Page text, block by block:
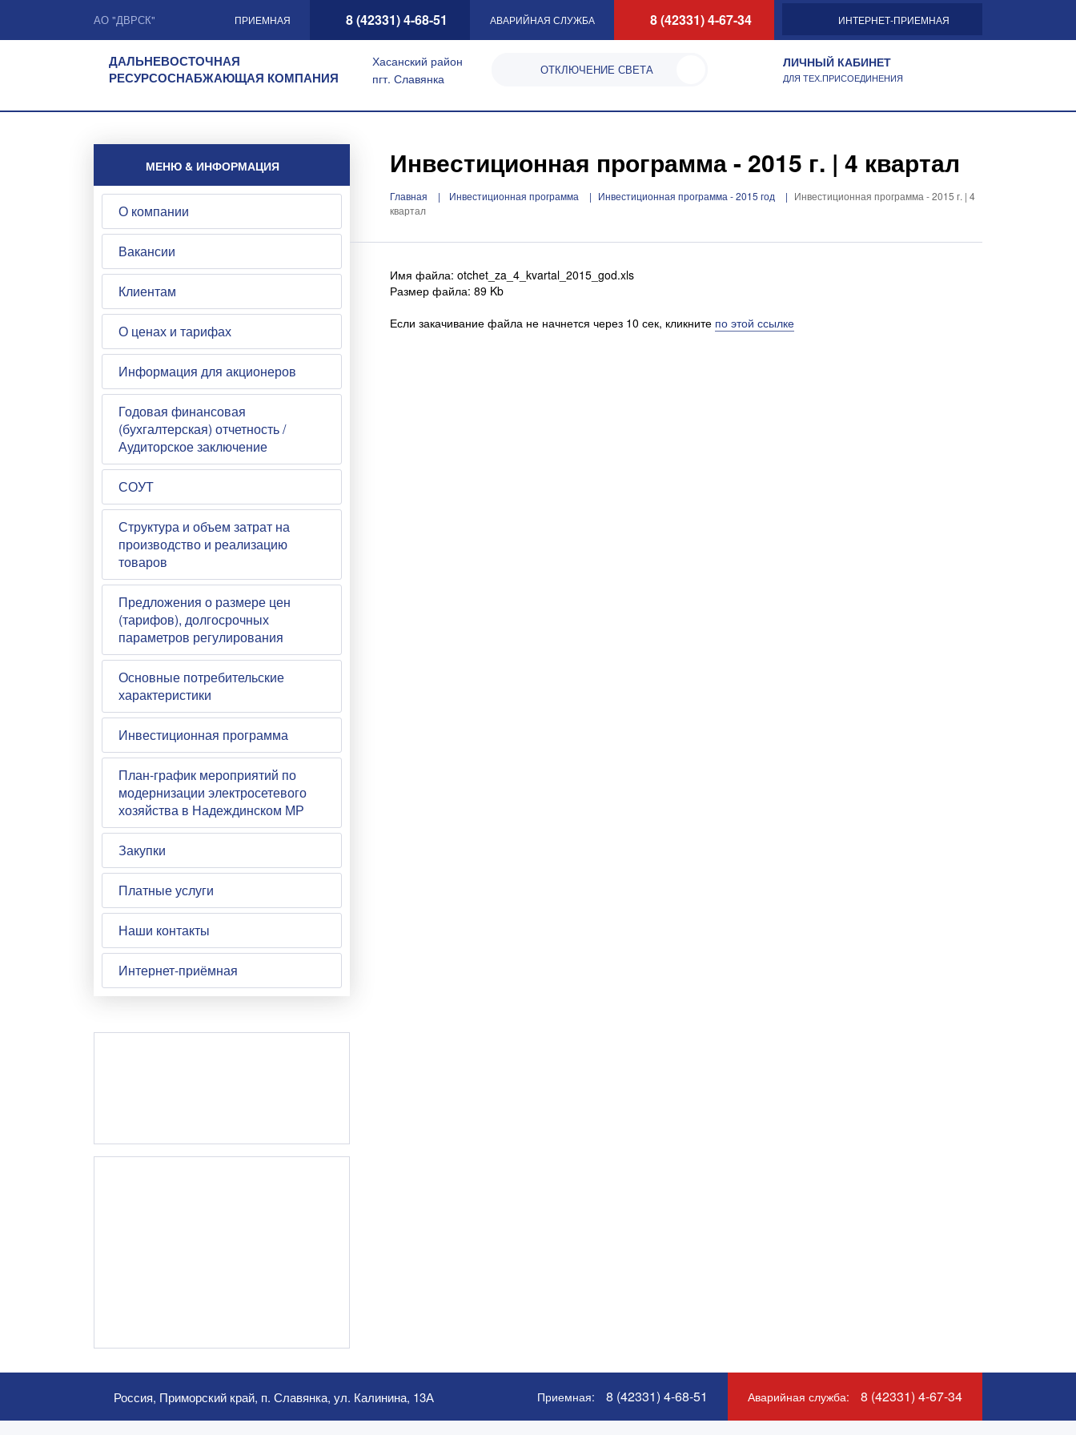
АО "ДВРСК" ИНТЕРНЕТ-ПРИЕМНАЯ
ПРИЕМНАЯ 8 (42331) 4-68-51 АВАРИЙНАЯ СЛУЖБА 8 (42331) 4-67-34
ДАЛЬНЕВОСТОЧНАЯ
РЕСУРСОСНАБЖАЮЩАЯ КОМПАНИЯ
Хасанский район
пгт. Славянка
ОТКЛЮЧЕНИЕ СВЕТА ЛИЧНЫЙ КАБИНЕТ
ДЛЯ ТЕХ.ПРИСОЕДИНЕНИЯ
МЕНЮ & ИНФОРМАЦИЯ
О компании
Вакансии
Клиентам
О ценах и тарифах
Информация для акционеров
Годовая финансовая
(бухгалтерская) отчетность /
Аудиторское заключение
СОУТ
Структура и объем затрат на
производство и реализацию
товаров
Предложения о размере цен
(тарифов), долгосрочных
параметров регулирования
Основные потребительские
характеристики
Инвестиционная программа
План-график мероприятий по
модернизации электросетевого
хозяйства в Надеждинском МР
Закупки
Платные услуги
Наши контакты
Интернет-приёмная
Инвестиционная программа - 2015 г. | 4 квартал
Главная Инвестиционная программа Инвестиционная программа - 2015 год
Инвестиционная программа - 2015 г. | 4
квартал
Имя файла: otchet_za_4_kvartal_2015_god.xls
Размер файла: 89 Kb
Если закачивание файла не начнется через 10 сек, кликните по этой ссылке
Россия, Приморский край, п. Славянка, ул. Калинина, 13А Приемная: 8 (42331) 4-68-51 Аварийная служба: 8 (42331) 4-67-34